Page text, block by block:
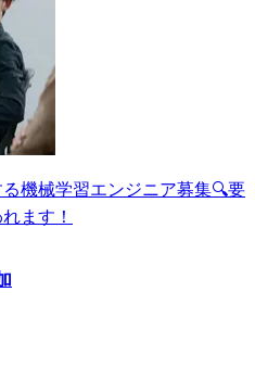
機械学習エンジニア募集🔍要
ます！